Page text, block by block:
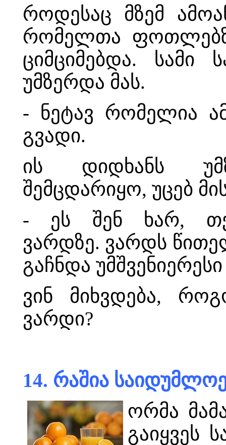
როდესაც მზემ
რომელთა
ციმციმებდა. სამი
უმზერდა მას.
- ნეტავ რომელია
გვადი.
ის დიდხანს
შემცდარიყო, უცებ
- ეს შენ ხარ,
ვარდზე. ვარდს
გაჩნდა
ვინ მიხვდება,
ვარდი?
14. რაშია
ორმა
გაიყვეს